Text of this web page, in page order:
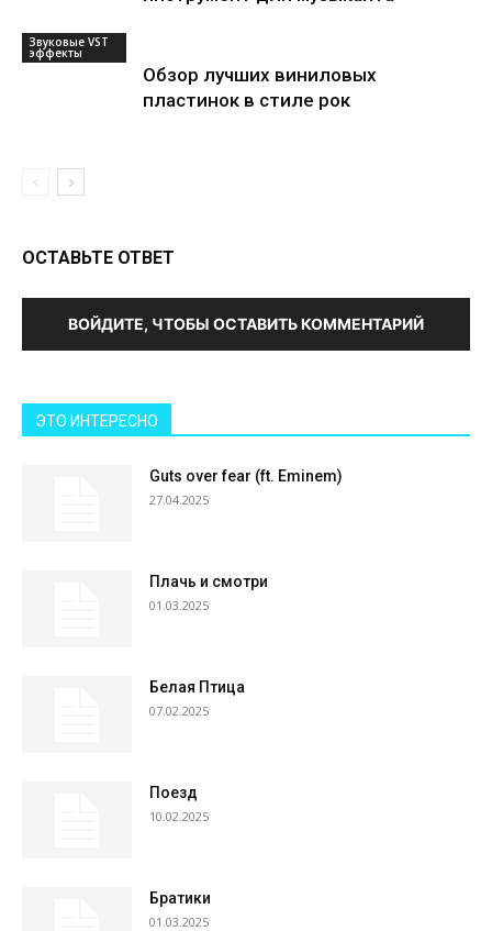
Звуковые VST
эффекты
Обзор лучших виниловых
пластинок в стиле рок
ОСТАВЬТЕ ОТВЕТ
ВОЙДИТЕ, ЧТОБЫ ОСТАВИТЬ КОММЕНТАРИЙ
ЭТО ИНТЕРЕСНО
Guts over fear (ft. Eminem)
27.04.2025
Плачь и смотри
01.03.2025
Белая Птица
07.02.2025
Поезд
10.02.2025
Братики
01.03.2025